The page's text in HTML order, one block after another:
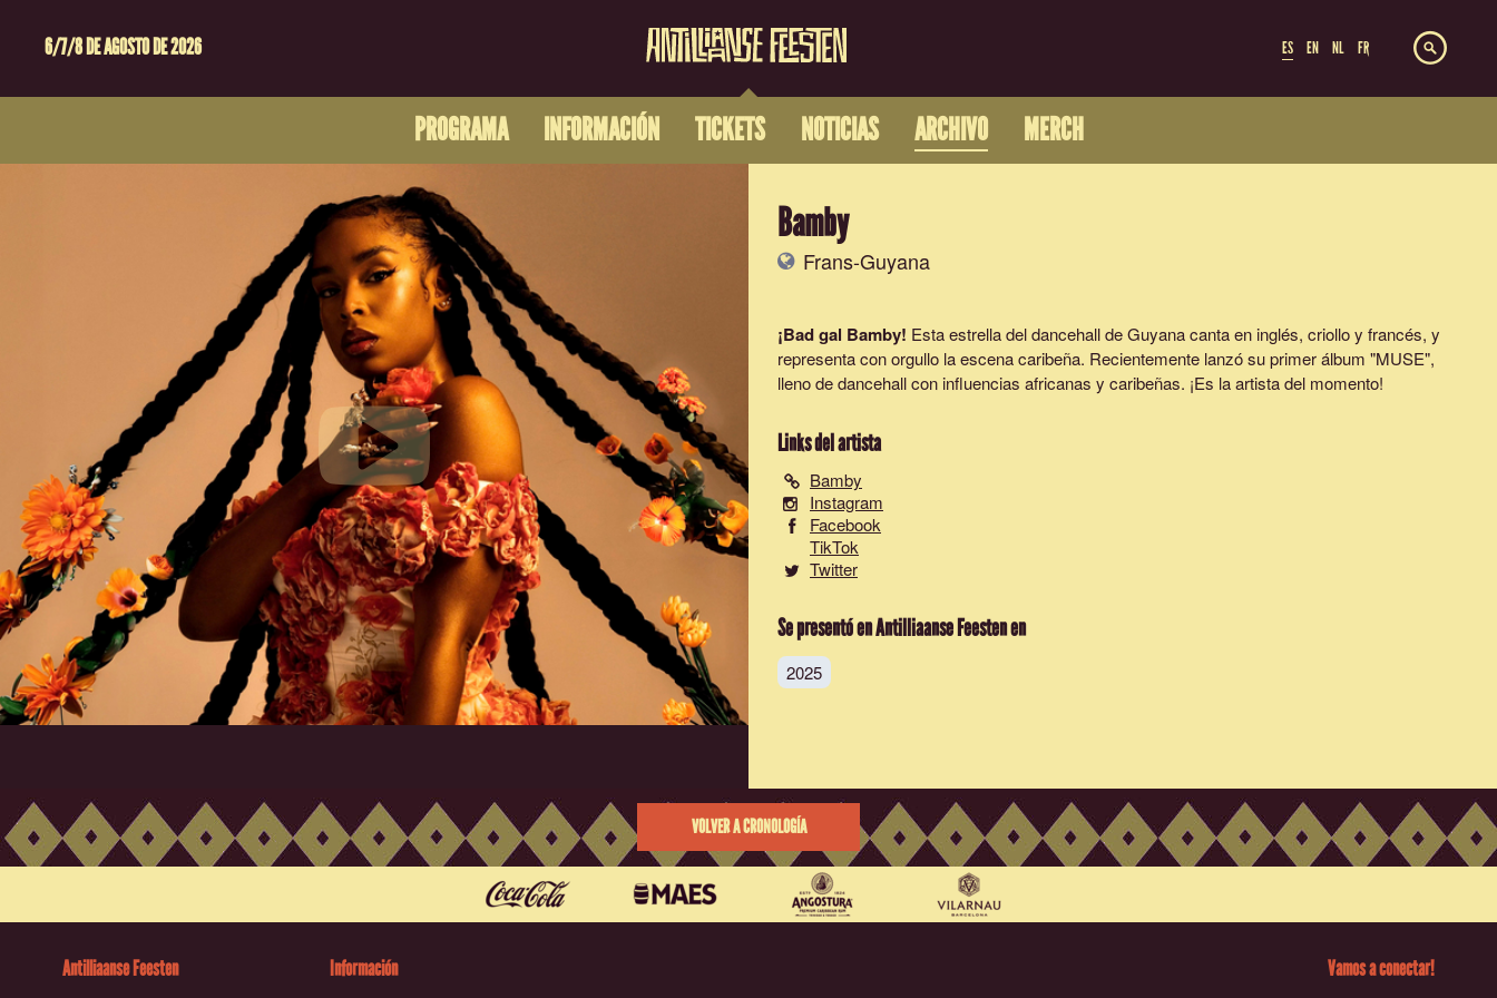
6/7/8 DE AGOSTO DE 2026 ES EN NL FR
PROGRAMA INFORMACIÓN TICKETS NOTICIAS ARCHIVO MERCH
Bamby
Frans-Guyana
¡Bad gal Bamby! Esta estrella del dancehall de Guyana canta en inglés, criollo y francés, y
representa con orgullo la escena caribeña. Recientemente lanzó su primer álbum "MUSE",
lleno de dancehall con influencias africanas y caribeñas. ¡Es la artista del momento!
Links del artista
Bamby
Instagram
Facebook
TikTok
Twitter
Se presentó en Antilliaanse Feesten en
2025
VOLVER A CRONOLOGÍA
Antilliaanse Feesten Información Vamos a conectar!